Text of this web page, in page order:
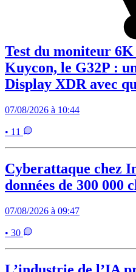
Test du moniteur 6K
Kuycon, le G32P :
Display XDR avec
07/08/2026 à 10:44
• 11
Cyberattaque chez
données de 300 000
07/08/2026 à 09:47
• 30